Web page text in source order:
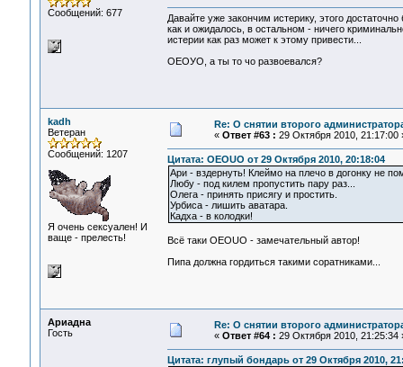
Сообщений: 677
Давайте уже закончим истерику, этого
как и ожидалось, в остальном - ничего
истерии как раз может к этому привести...
ОЕОУО, а ты то чо развоевался?
kadh
Ветеран
Сообщений: 1207
Я очень сексуален! И
ваще - прелесть!
Re: О снятии второго
« Ответ #63 : 29 Октября 2010, 21:17:00
Цитата: OEOUO от 29 Октября 2010, 20:18:04
Ари - вздернуть! Клеймо на плечо в догонку не
Любу - под килем пропустить пару раз...
Олега - принять присягу и простить.
Урбиса - лишить аватара.
Кадха - в колодки!
Всё таки OEOUO - замечательный автор!
Пипа должна гордиться такими соратниками...
Ариадна
Гость
Re: О снятии второго
« Ответ #64 : 29 Октября 2010, 21:25:34
Цитата: глупый бондарь от 29 Октября 2010,